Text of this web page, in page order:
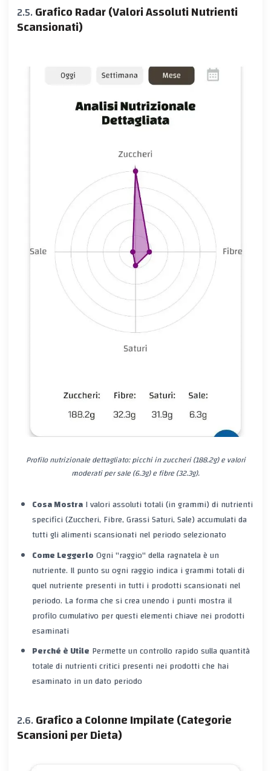
Grafico Radar (Valori Assoluti Nutrienti
Scansionati)
Profilo nutrizionale dettagliato: picchi in zuccheri (188.2g) e valori
moderati per sale (6.3g) e fibre (32.3g).
Cosa MostraIvalori assoluti totali(in grammi) di nutrienti
specifici (Zuccheri, Fibre, Grassi Saturi, Sale) accumulati da
tutti gli alimenti scansionatinel periodo selezionato
Come LeggerloOgni "raggio" della ragnatela è un
nutriente. Il punto su ogni raggio indica i grammi totali di
quel nutriente presenti in tutti i prodotti scansionati nel
periodo. La forma che si crea unendo i punti mostra il
profilo cumulativo per questi elementi chiave nei prodotti
esaminati
Perché è Utile Permette un controllo rapido sulla quantità
totale di nutrienti critici presenti nei prodotti che hai
esaminato in un dato periodo
Grafico a Colonne Impilate (Categorie
Scansioni per Dieta)